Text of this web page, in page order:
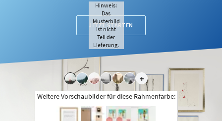
JETZT STARTEN
+
Hinweis:
Das
Musterbild
ist nicht
Teil der
Lieferung.
Weitere Vorschaubilder für diese Rahmenfarbe: